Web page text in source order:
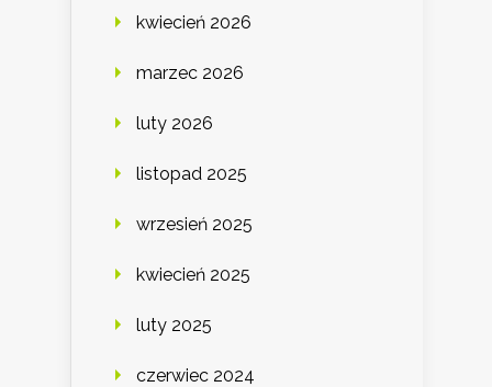
kwiecień 2026
marzec 2026
luty 2026
listopad 2025
wrzesień 2025
kwiecień 2025
luty 2025
czerwiec 2024